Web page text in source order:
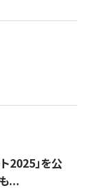
2025」を公
...